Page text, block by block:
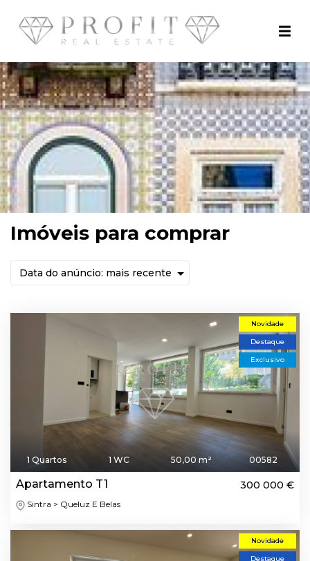
Imóveis para comprar
Novidade
Destaque
Exclusivo
1 Quartos 1 WC 50,00 m² 00582
Apartamento T1 300 000 €
Sintra > Queluz E Belas
Novidade
Destaque